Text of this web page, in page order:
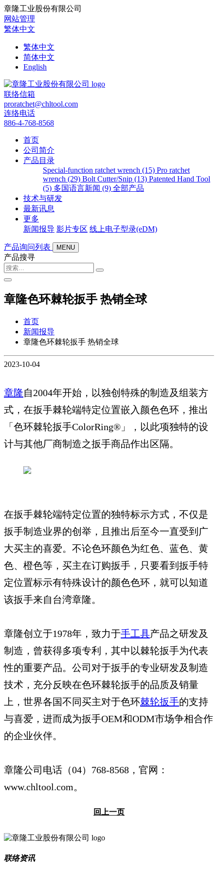
章隆工业股份有限公司
网站管理
繁体中文
繁体中文
简体中文
English
联络信箱
proratchet@chltool.com
连络电话
886-4-768-8568
首页
公司简介
产品目录
Special-function ratchet wrench (15) Pro ratchet
wrench (29) Bolt Cutter/Snip (13) Patented Hand Tool
(5) 多国语言新闻 (9) 全部产品
技术与研发
最新讯息
更多
新闻报导 影片专区 线上电子型录(eDM)
产品询问列表 MENU
产品搜寻
章隆色环棘轮扳手 热销全球
首页
新闻报导
章隆色环棘轮扳手 热销全球
2023-10-04
章隆自2004年开始，以独创特殊的制造及组装方
式，在扳手棘轮端特定位置嵌入颜色色环，推出
「色环棘轮扳手ColorRing®」，以此项独特的设
计与其他厂商制造之扳手商品作出区隔。
在扳手棘轮端特定位置的独特标示方式，不仅是
扳手制造业界的创举，且推出后至今一直受到广
大买主的喜爱。不论色环颜色为红色、蓝色、黄
色、橙色等，买主在订购扳手，只要看到扳手特
定位置标示有特殊设计的颜色色环，就可以知道
该扳手来自台湾章隆。
章隆创立于1978年，致力于手工具产品之研发及
制造，曾获得多项专利，其中以棘轮扳手为代表
性的重要产品。公司对于扳手的专业研发及制造
技术，充分反映在色环棘轮扳手的品质及销量
上，世界各国不同买主对于色环棘轮扳手的支持
与喜爱，进而成为扳手OEM和ODM市场争相合作
的企业伙伴。
章隆公司电话（04）768-8568，官网：
www.chltool.com。
回上一页
联络资讯